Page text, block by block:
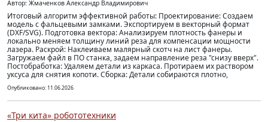
Автор: Жмаченков Александр Владимирович
Итоговый алгоритм эффективной работы: Проектирование: Создаем
модель с фальцевыми замками. Экспортируем в векторный формат
(DXF/SVG). Подготовка вектора: Анализируем плотность фанеры и
локально меняем толщину линий реза для компенсации мощности
лазера. Раскрой: Наклеиваем малярный скотч на лист фанеры.
Загружаем файл в ПО станка, задаем направление реза "снизу вверх".
Постобработка: Удаляем детали из каркаса. Протираем их раствором
уксуса для снятия копоти. Сборка: Детали собираются плотно,
Опубликовано: 11.06.2026
«Три кита» робототехники